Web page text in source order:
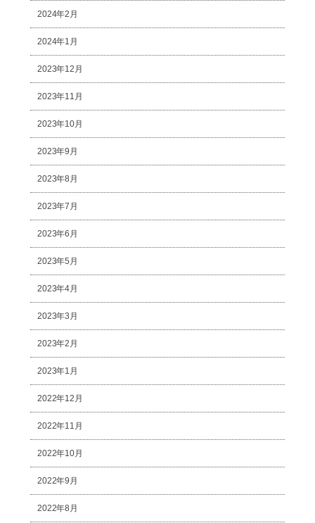
2024年2月
2024年1月
2023年12月
2023年11月
2023年10月
2023年9月
2023年8月
2023年7月
2023年6月
2023年5月
2023年4月
2023年3月
2023年2月
2023年1月
2022年12月
2022年11月
2022年10月
2022年9月
2022年8月